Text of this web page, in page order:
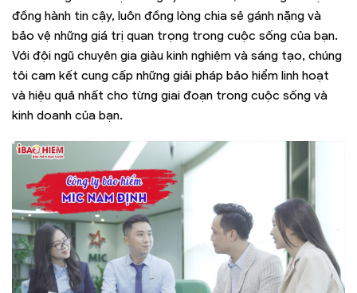
đồng hành tin cậy, luôn đồng lòng chia sẻ gánh nặng và
bảo vệ những giá trị quan trọng trong cuộc sống của bạn.
Với đội ngũ chuyên gia giàu kinh nghiệm và sáng tạo, chúng
tôi cam kết cung cấp những giải pháp bảo hiểm linh hoạt
và hiệu quả nhất cho từng giai đoạn trong cuộc sống và
kinh doanh của bạn.